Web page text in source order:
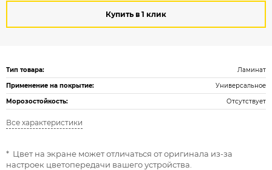
Купить в 1 клик
Тип товара:
Ламинат
Применение на покрытие:
Универсальное
Морозостойкость:
Отсутствует
Все характеристики
* Цвет на экране может отличаться от оригинала из-за
настроек цветопередачи вашего устройства.